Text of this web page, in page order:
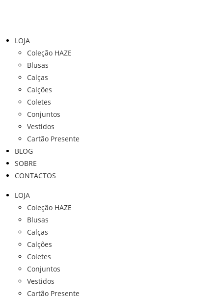
LOJA
Coleção HAZE
Blusas
Calças
Calções
Coletes
Conjuntos
Vestidos
Cartão Presente
BLOG
SOBRE
CONTACTOS
LOJA
Coleção HAZE
Blusas
Calças
Calções
Coletes
Conjuntos
Vestidos
Cartão Presente